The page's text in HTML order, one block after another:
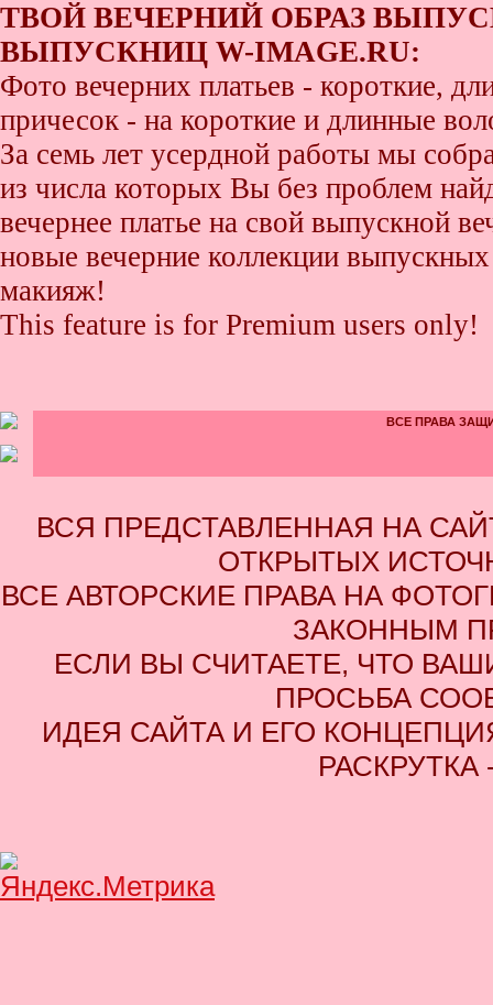
ТВОЙ ВЕЧЕРНИЙ ОБРАЗ
ВЫПУСКНИЦ W-IMAGE.RU:
Фото вечерних платьев - короткие,
причесок - на короткие и длинные
За семь лет усердной работы мы
из числа которых Вы без проблем
вечернее платье на свой выпускной
новые вечерние коллекции
макияж!
This feature is for Premium users only!
ВСЕ ПРАВА
ВСЯ ПРЕДСТАВЛЕННАЯ НА
ОТКРЫТЫХ
ВСЕ АВТОРСКИЕ ПРАВА НА
ЗАКОННЫМ
ЕСЛИ ВЫ СЧИТАЕТЕ, ЧТО
ПРОСЬБА
ИДЕЯ САЙТА И ЕГО
РАСКРУТКА